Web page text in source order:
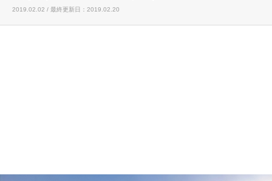
2019.02.02 / 最終更新日：2019.02.20